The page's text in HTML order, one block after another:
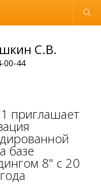
Обычная версия
С.В.
00-44
приглашает
базе
8" с 20